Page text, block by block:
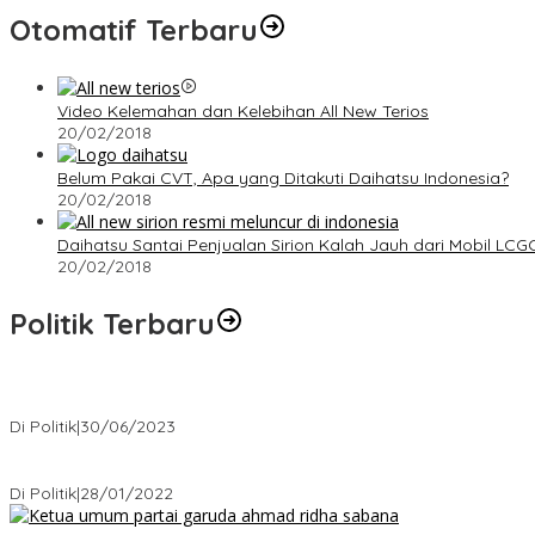
Otomatif Terbaru
Video Kelemahan dan Kelebihan All New Terios
20/02/2018
Belum Pakai CVT, Apa yang Ditakuti Daihatsu Indonesia?
20/02/2018
Daihatsu Santai Penjualan Sirion Kalah Jauh dari Mobil
20/02/2018
Politik Terbaru
Di Politik|30/06/2023
Di Politik|28/01/2022